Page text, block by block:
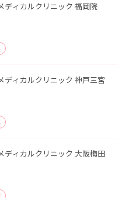
ディカルクリニック 福岡院
ディカルクリニック 神戸三宮
ディカルクリニック 大阪梅田